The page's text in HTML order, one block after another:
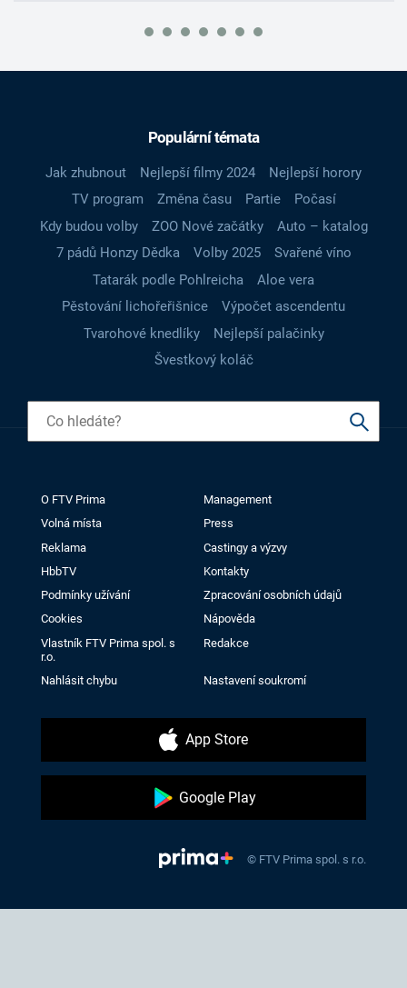
Populární témata
Jak zhubnout Nejlepší filmy 2024
Nejlepší horory
TV program
Změna času Partie
Počasí
Kdy budou volby
ZOO Nové začátky
Auto – katalog
7 pádů Honzy Dědka
Volby 2025
Svařené víno
Tatarák podle Pohlreicha
Aloe vera
Pěstování lichořeřišnice
Výpočet ascendentu
Tvarohové knedlíky
Nejlepší palačinky
Švestkový koláč
O FTV Prima
Management
Volná místa
Press
Reklama
Castingy a výzvy
HbbTV
Kontakty
Podmínky užívání
Zpracování osobních údajů
Cookies
Nápověda
Vlastník FTV Prima spol. s
r.o.
Redakce
Nahlásit chybu Nastavení soukromí
App Store
Google Play
© FTV Prima spol. s r.o.